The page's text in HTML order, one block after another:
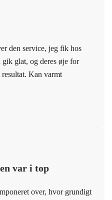
den service, jeg fik hos
glat, og deres øje for
resultat. Kan varmt
var i top
over, hvor grundigt